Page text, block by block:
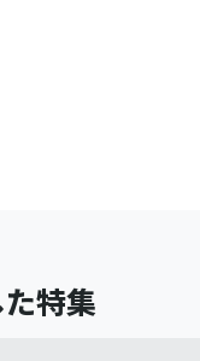
特集